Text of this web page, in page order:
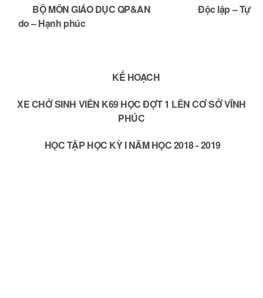
BỘ MÔN GIÁO DỤC QP&AN Độc lập – Tự
do – Hạnh phúc
KẾ HOẠCH
XE CHỞ SINH VIÊN K69 HỌC ĐỢT 1 LÊN CƠ SỞ VĨNH
PHÚC
HỌC TẬP HỌC KỲ I NĂM HỌC 2018 - 2019